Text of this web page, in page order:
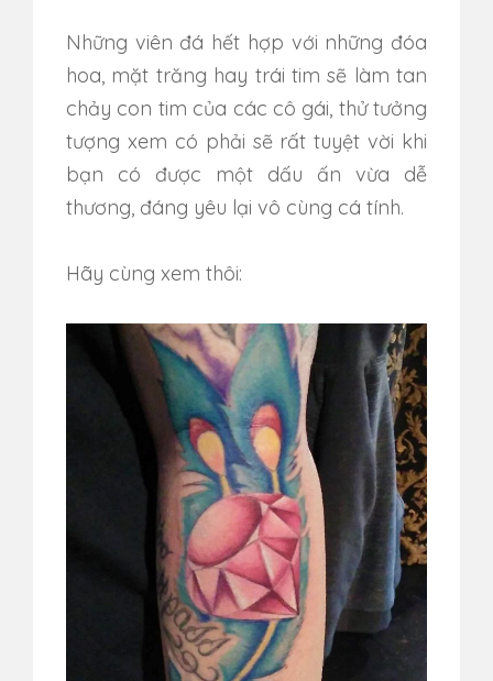
Những viên đá hết hợp với những đóa
hoa, mặt trăng hay trái tim sẽ làm tan
chảy con tim của các cô gái, thử tưởng
tượng xem có phải sẽ rất tuyệt vời khi
bạn có được một dấu ấn vừa dễ
thương, đáng yêu lại vô cùng cá tính.
Hãy cùng xem thôi: